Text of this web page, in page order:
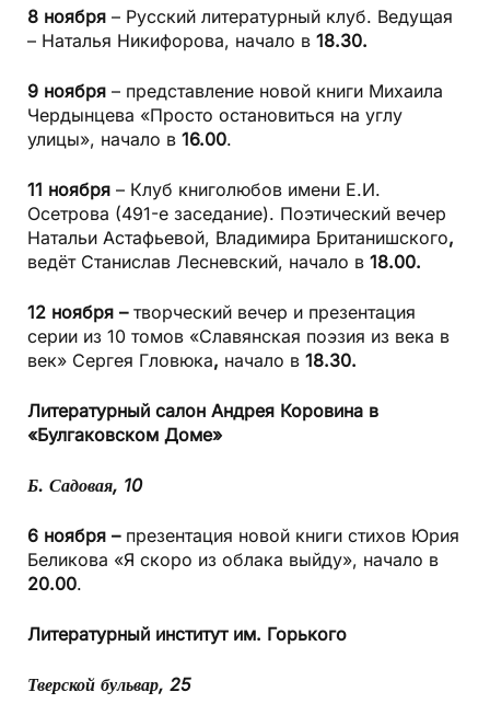
8 ноября – Русский литературный клуб. Ведущая
– Наталья Никифорова, начало в 18.30.
9 ноября – представление новой книги Михаила
Чердынцева «Просто остановиться на углу
улицы», начало в 16.00.
11 ноября – Клуб книголюбов имени Е.И.
Осетрова (491-е заседание). Поэтический вечер
Натальи Астафьевой, Владимира Британишского,
ведёт Станислав Лесневский, начало в 18.00.
12 ноября – творческий вечер и презентация
серии из 10 томов «Славянская поэзия из века в
век» Сергея Гловюка, начало в 18.30.
Литературный салон Андрея Коровина в
«Булгаковском Доме»
Б. Садовая, 10
6 ноября – презентация новой книги стихов Юрия
Беликова «Я скоро из облака выйду», начало в
20.00.
Литературный институт им. Горького
Тверской бульвар, 25